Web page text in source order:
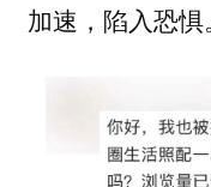
加速，陷入恐惧。